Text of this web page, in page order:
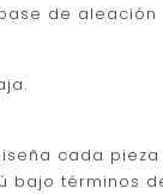
de
cada
bajo términos